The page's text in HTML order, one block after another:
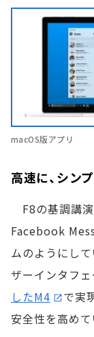
macOS版アプリ
高速に、シン
F8の基調講演
Facebook
ムのようにして
ザーインタフ
したM4
で実
安全性を高めて